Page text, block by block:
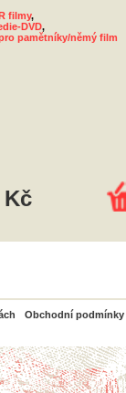
filmy,
DVD,
pamětníky/němý film
Kč
Obchodní podmínky
PayPal